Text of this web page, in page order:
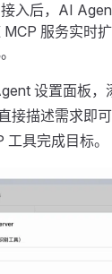
接入后，AI
MCP 服务实时
设置面板，
接描述需求即
具完成目标。